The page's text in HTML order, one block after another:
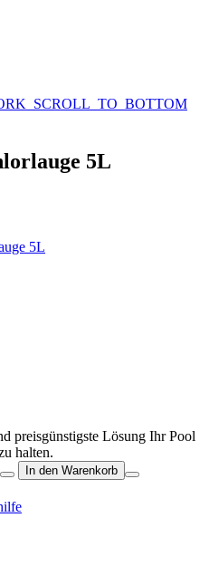
5L
preisgünstigste Lösung Ihr Pool
halten.